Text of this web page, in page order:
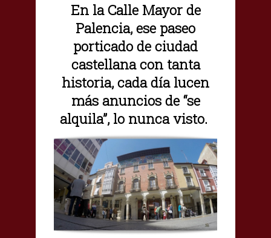
En la Calle Mayor de
Palencia, ese paseo
porticado de ciudad
castellana con tanta
historia, cada día lucen
más anuncios de “se
alquila”, lo nunca visto.